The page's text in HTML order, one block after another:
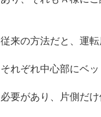
従来の方法だと、運
それぞれ中心部にベ
必要があり、片側だ